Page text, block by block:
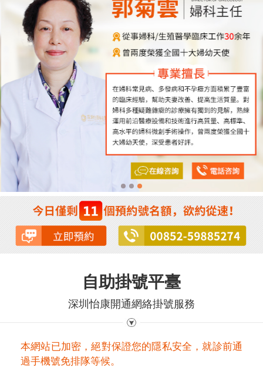
自助掛號平臺
深圳怡康開通網絡掛號服務
本網站已加密，絕對保證您的隱私安全，就診前通
過手機號免排隊等候。